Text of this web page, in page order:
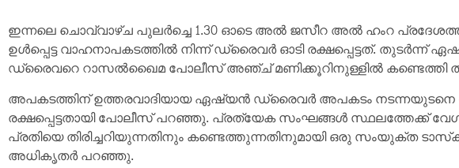
ഇന്നലെ ചൊവ്വാഴ്ച പുലർച്ചെ 1.30 ഓടെ അൽ ജസീറ അൽ ഹംറ
ഉൾപ്പെട്ട വാഹനാപകടത്തിൽ നിന്ന് ഡ്രൈവർ ഓടി രക്ഷപ്പെട്ടത്. തുടർന്ന്
ഡ്രൈവറെ റാസൽഖൈമ പോലീസ് അഞ്ച് മണിക്കൂറിനുള്ളിൽ കണ്ടെത്തി
അപകടത്തിന് ഉത്തരവാദിയായ ഏഷ്യൻ ഡ്രൈവർ അപകടം നടന്നയുടനെ
രക്ഷപ്പെട്ടതായി പോലീസ് പറഞ്ഞു. പ്രത്യേക സംഘങ്ങൾ സ്ഥലത്തേക്ക്
പ്രതിയെ തിരിച്ചറിയുന്നതിനും കണ്ടെത്തുന്നതിനുമായി ഒരു സംയുക്ത
അധികൃതർ പറഞ്ഞു.